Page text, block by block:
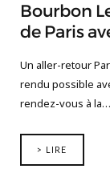
Bourbon
de Paris
Un aller-retour
rendu possible
rendez-vous à la…
> LIRE